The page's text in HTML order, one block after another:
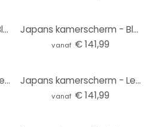
Japans kamerscherm - Bladeren op het beton, 3-delig Japans kamerscherm - Bloemengeluk, 3-delig
vanaf € 141,99
Japans kamerscherm - retro magnolia's, 3-delig Japans kamerscherm - Lelies in lichtblauw, 3-delig
vanaf € 141,99